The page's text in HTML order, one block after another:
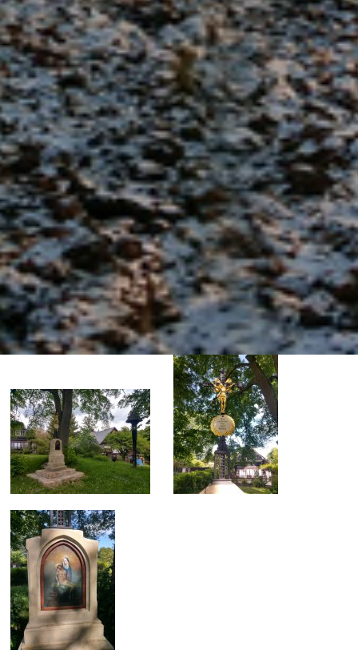
má dvoustupňový soklík, na kterém je osazen masivní kvádr ve
tvaru ležatého hranolu, tvořící spodní části podstavce. Nad ním je
dvoustupňová ustupující profilovaná římsa, která tvoří podnož
horní části podstavce. Ta má tvar stojatého kvádru obdélného
půdorysu, zakončeného ve tvaru nízké valbové stříšky, z níž ve
střední části vyrůstá nízký podstavec čtvercového půdorysu, na
kterém je osazen vlastní litinový kříž. Na čelní (východní) straně
horní části podstavce je mělká nika, která svým segmentovým
zakončením přesahuje do valbové „stříšky“. V nice, která je
zakončená ve tvaru lomeného oblouku, je osazen malovaný obraz
Piety. Na čelní stěně spodní části podstavce je vyrytý dnes
neúplný a špatně čitelný německý nápis „….Oberwolleschno 1906,
..nz Hölzel, Josef Steinitz, …ze Potz, Josef Fiedler, … et , Karl
Godbach“
Datování a stavební vývoj
Tradiční návesní kříž pocházející z roku 1906, představující
tradiční vybavení návesního prostoru. Hodnotný doklad kvalitní
sériové kovolitecké produkce té doby. Spolu se sousední
zvoničkou výrazně dotvářejí tradiční prostředí návsi.